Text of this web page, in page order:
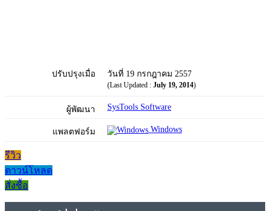
ปรับปรุงเมื่อ วันที่ 19 กรกฎาคม 2557
(Last Updated : July 19, 2014)
ผู้พัฒนา SysTools Software
แพลตฟอร์ม Windows
รีวิว
ดาวน์โหลด
สั่งซื้อ